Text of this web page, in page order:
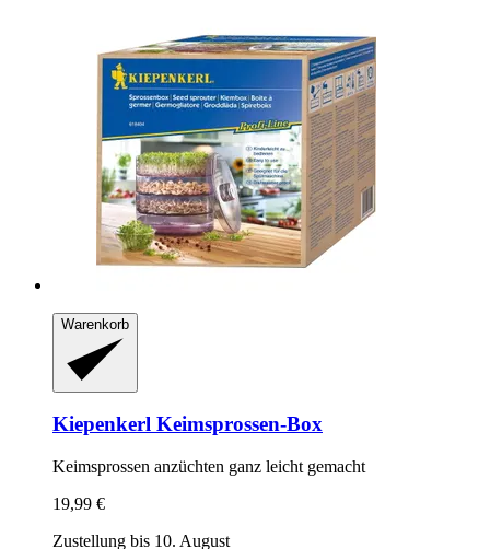
Warenkorb
Kiepenkerl Keimsprossen-​Box
Keimsprossen anzüchten ganz leicht gemacht
19,99 €
Zustellung bis 10. August